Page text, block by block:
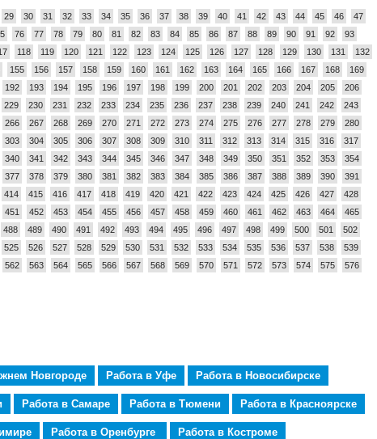
29 30 31 32 33 34 35 36 37 38 39 40 41 42 43 44 45 46
47
76 77 78 79 80 81 82 83 84 85 86 87 88 89 90 91 92
93
118 119 120 121 122 123 124 125 126 127 128 129 130 131
132
155 156 157 158 159 160 161 162 163 164 165 166 167 168
169
192 193 194 195 196 197 198 199 200 201 202 203 204 205
206
229 230 231 232 233 234 235 236 237 238 239 240 241 242
243
266 267 268 269 270 271 272 273 274 275 276 277 278 279
280
303 304 305 306 307 308 309 310 311 312 313 314 315 316
317
340 341 342 343 344 345 346 347 348 349 350 351 352 353
354
377 378 379 380 381 382 383 384 385 386 387 388 389 390
391
414 415 416 417 418 419 420 421 422 423 424 425 426 427
428
451 452 453 454 455 456 457 458 459 460 461 462 463 464
465
488 489 490 491 492 493 494 495 496 497 498 499 500 501
502
525 526 527 528 529 530 531 532 533 534 535 536 537 538
539
562 563 564 565 566 567 568 569 570 571 572 573 574 575
576
Новгороде Работа в Уфе Работа в Новосибирске
Работа в Самаре Работа в Тюмени Работа в Красноярске
Работа в Оренбурге Работа в Костроме